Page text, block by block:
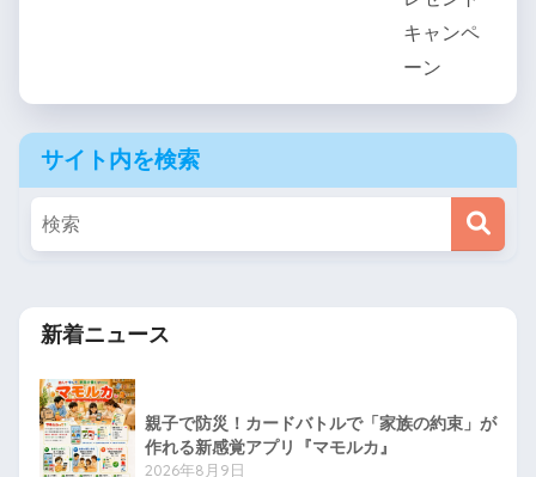
サイト内を検索
新着ニュース
親子で防災！カードバトルで「家族の約束」が
作れる新感覚アプリ『マモルカ』
2026年8月9日